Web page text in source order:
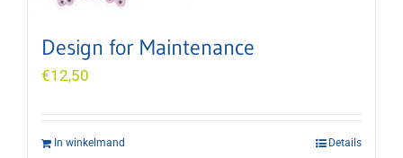
Design for Maintenance
€12,50
In winkelmand Details